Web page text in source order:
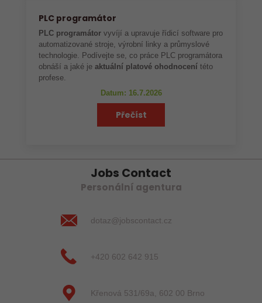
PLC programátor
PLC programátor vyvíjí a upravuje řídicí software pro
automatizované stroje, výrobní linky a průmyslové
technologie. Podívejte se, co práce PLC programátora
obnáší a jaké je aktuální platové ohodnocení této
profese.
Datum: 16.7.2026
Přečíst
Jobs Contact
Personální agentura
dotaz@jobscontact.cz
+420 602 642 915
Křenová 531/69a, 602 00 Brno